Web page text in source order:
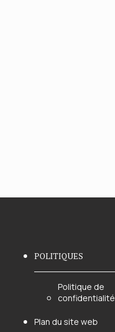
POLITIQUES
Politique de
confidentialité
Plan du site web